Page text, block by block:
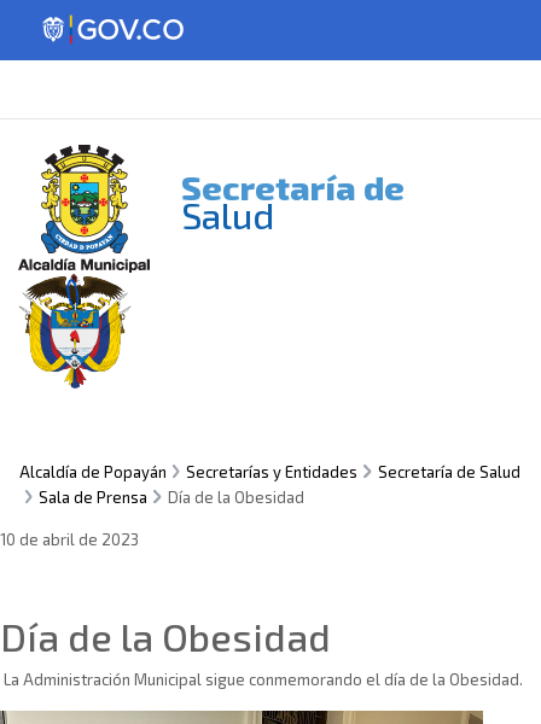
Secretaría de
Salud
Alcaldía de Popayán Secretarías y Entidades
Secretaría de Salud
Sala de Prensa
Día de la Obesidad
10 de abril de 2023
Día de la Obesidad
La Administración Municipal sigue conmemorando el día de la Obesidad.